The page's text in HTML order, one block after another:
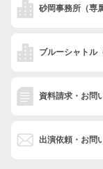
砂岡事務所 （専
ブルーシャトル
資料請求・お問
出演依頼・お問